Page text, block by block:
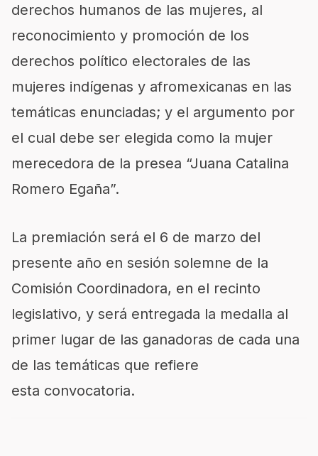
derechos humanos de las mujeres, al
reconocimiento y promoción de los
derechos político electorales de las
mujeres indígenas y afromexicanas en las
temáticas enunciadas; y el argumento por
el cual debe ser elegida como la mujer
merecedora de la presea “Juana Catalina
Romero Egaña”.
La premiación será el 6 de marzo del
presente año en sesión solemne de la
Comisión Coordinadora, en el recinto
legislativo, y será entregada la medalla al
primer lugar de las ganadoras de cada una
de las temáticas que refiere
esta convocatoria.